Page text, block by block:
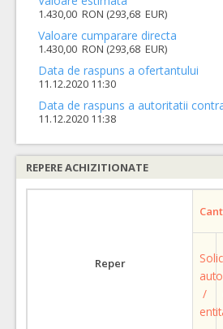
1.430,00 RON (293,68 EUR)
Valoare cumparare directa
1.430,00 RON (293,68 EUR)
Data de raspuns a ofertantului
11.12.2020 11:30
Data de raspuns a autoritatii
11.12.2020 11:38
REPERE ACHIZITIONATE
Reper
/